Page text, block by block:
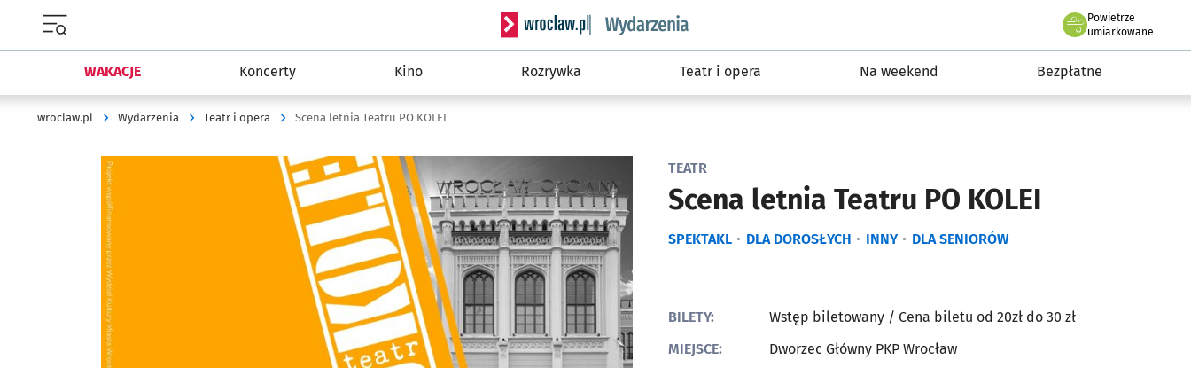
Serwis informacyjny wroclaw.pl podserwis: Wydarzenia
Powietrze
we Wrocławiu
umiarkowane
WAKACJE Koncerty Kino Rozrywka Teatr i opera Na weekend Bezpłatne
wroclaw.pl Wydarzenia Teatr i opera Scena letnia Teatru PO KOLEI
TEATR
Scena letnia Teatru PO KOLEI
SPEKTAKL DLA DOROSŁYCH INNY DLA SENIORÓW
Kliknij, aby powiększyć
BILETY: Wstęp biletowany / Cena biletu od 20zł do 30 zł
MIEJSCE:
Dworzec Główny PKP Wrocław